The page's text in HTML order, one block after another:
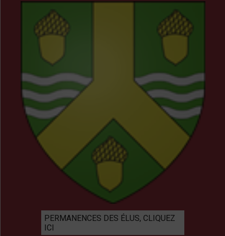
PERMANENCES DES ÉLUS, CLIQUEZ
ICI